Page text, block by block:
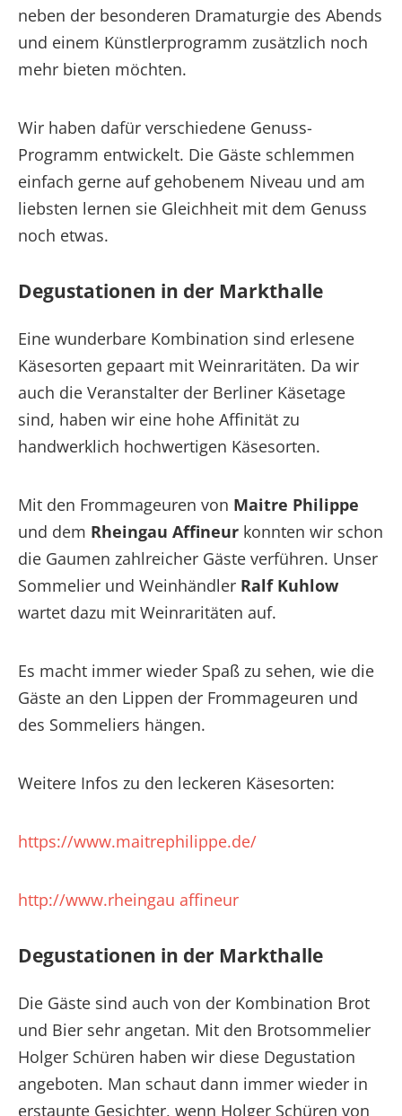
neben der besonderen Dramaturgie des Abends
und einem Künstlerprogramm zusätzlich noch
mehr bieten möchten.
Wir haben dafür verschiedene Genuss-
Programm entwickelt. Die Gäste schlemmen
einfach gerne auf gehobenem Niveau und am
liebsten lernen sie Gleichheit mit dem Genuss
noch etwas.
Degustationen in der Markthalle
Eine wunderbare Kombination sind erlesene
Käsesorten gepaart mit Weinraritäten. Da wir
auch die Veranstalter der Berliner Käsetage
sind, haben wir eine hohe Affinität zu
handwerklich hochwertigen Käsesorten.
Mit den Frommageuren von Maitre Philippe
und dem Rheingau Affineur konnten wir schon
die Gaumen zahlreicher Gäste verführen. Unser
Sommelier und Weinhändler Ralf Kuhlow
wartet dazu mit Weinraritäten auf.
Es macht immer wieder Spaß zu sehen, wie die
Gäste an den Lippen der Frommageuren und
des Sommeliers hängen.
Weitere Infos zu den leckeren Käsesorten:
https://www.maitrephilippe.de/
http://www.rheingau affineur
Degustationen in der Markthalle
Die Gäste sind auch von der Kombination Brot
und Bier sehr angetan. Mit den Brotsommelier
Holger Schüren haben wir diese Degustation
angeboten. Man schaut dann immer wieder in
erstaunte Gesichter, wenn Holger Schüren von